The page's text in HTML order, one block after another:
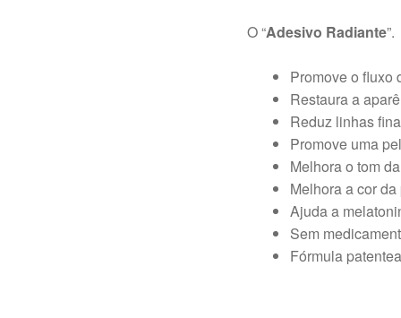
O “Adesivo Radiante”.
Promove o fluxo
Restaura a
Reduz linhas
Promove uma
Melhora o tom
Melhora a cor da
Ajuda a
Sem
Fórmula